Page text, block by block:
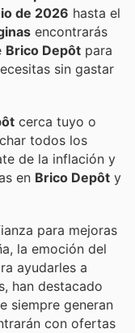
de 2026 hasta el
encontrarás
Brico Depôt para
sin gastar
cerca tuyo o
todos los
de la inflación y
en Brico Depôt y
para mejoras
la emoción del
ayudarles a
han destacado
siempre generan
con ofertas